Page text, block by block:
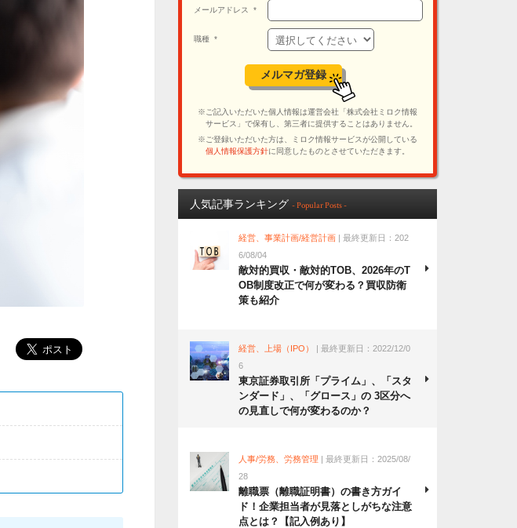
人気記事ランキング - Popular Posts -
経営、事業計画/経営計画 | 最終更新日：202
6/08/04
敵対的買収・敵対的TOB、2026年のT
OB制度改正で何が変わる？買収防衛
策も紹介
経営、上場（IPO）
| 最終更新日：2022/12/0
6
東京証券取引所「プライム」、「スタ
ンダード」、「グロース」の 3区分へ
の見直しで何が変わるのか？
人事/労務、労務管理 | 最終更新日：2025/08/
28
離職票（離職証明書）の書き方ガイ
ド！企業担当者が見落としがちな注意
点とは？【記入例あり】